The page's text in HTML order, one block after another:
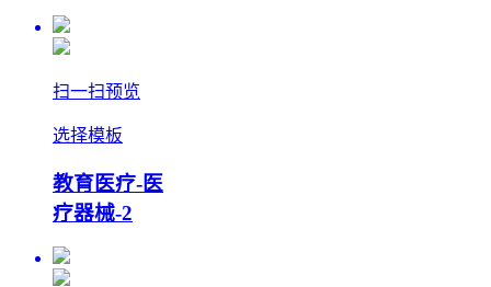
扫一扫预览
选择模板
教育医疗-医
疗器械-2